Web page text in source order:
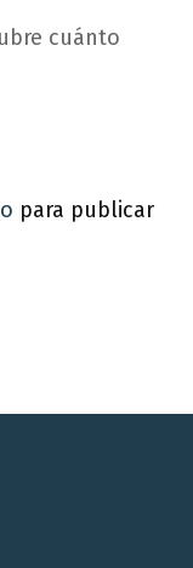
cuánto
para publicar